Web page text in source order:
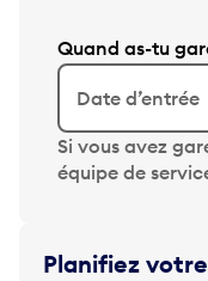
Quand as-tu
Date d’entrée
A
p
y
e
Si vous avez
équipe de
Planifiez